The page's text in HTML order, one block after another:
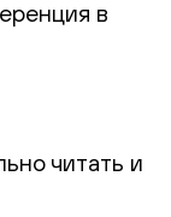
в
читать и